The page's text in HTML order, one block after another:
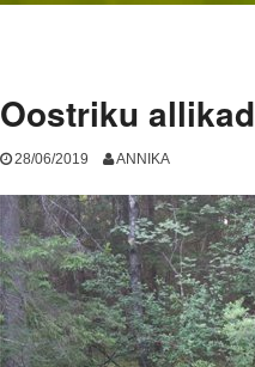
Oostriku allikad
28/06/2019 ANNIKA